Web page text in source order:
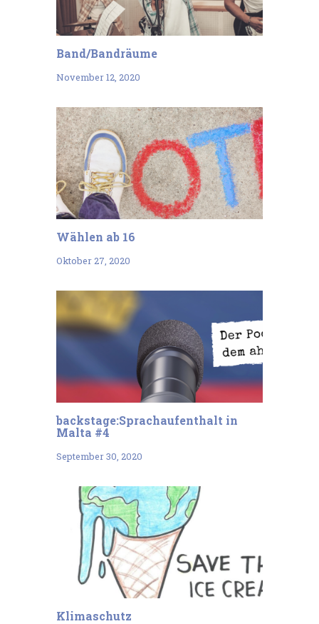
Band/Bandräume
November 12, 2020
Wählen ab 16
Oktober 27, 2020
backstage:Sprachaufenthalt in
Malta #4
September 30, 2020
Klimaschutz